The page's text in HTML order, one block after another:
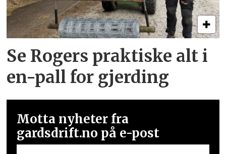
Se Rogers praktiske alt i
en-pall for gjerding
Motta nyheter fra
gardsdrift.no på e-post